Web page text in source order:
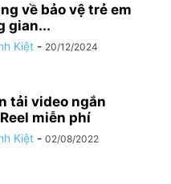
về bảo vệ trẻ em
gian...
Kiệt - 20/12/2024
tải video ngắn
miễn phí
Kiệt - 02/08/2022